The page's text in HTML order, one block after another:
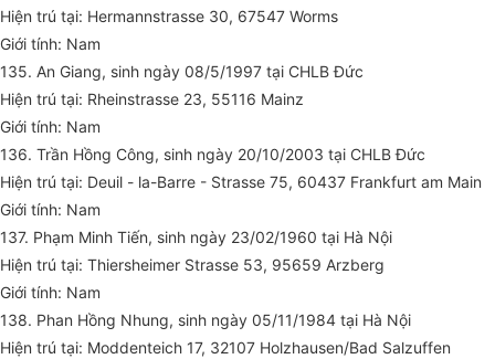
Hiện trú tại: Hermannstrasse 30, 67547 Worms
Giới tính: Nam
135. An Giang, sinh ngày 08/5/1997 tại CHLB Đức
Hiện trú tại: Rheinstrasse 23, 55116 Mainz
Giới tính: Nam
136. Trần Hồng Công, sinh ngày 20/10/2003 tại CHLB Đức
Hiện trú tại: Deuil - la-Barre - Strasse 75, 60437 Frankfurt am Main
Giới tính: Nam
137. Phạm Minh Tiến, sinh ngày 23/02/1960 tại Hà Nội
Hiện trú tại: Thiersheimer Strasse 53, 95659 Arzberg
Giới tính: Nam
138. Phan Hồng Nhung, sinh ngày 05/11/1984 tại Hà Nội
Hiện trú tại: Moddenteich 17, 32107 Holzhausen/Bad Salzuffen